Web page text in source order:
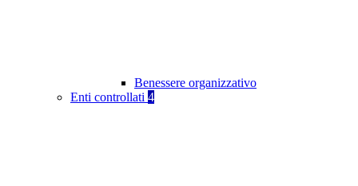
Benessere organizzativo
Enti controllati 4